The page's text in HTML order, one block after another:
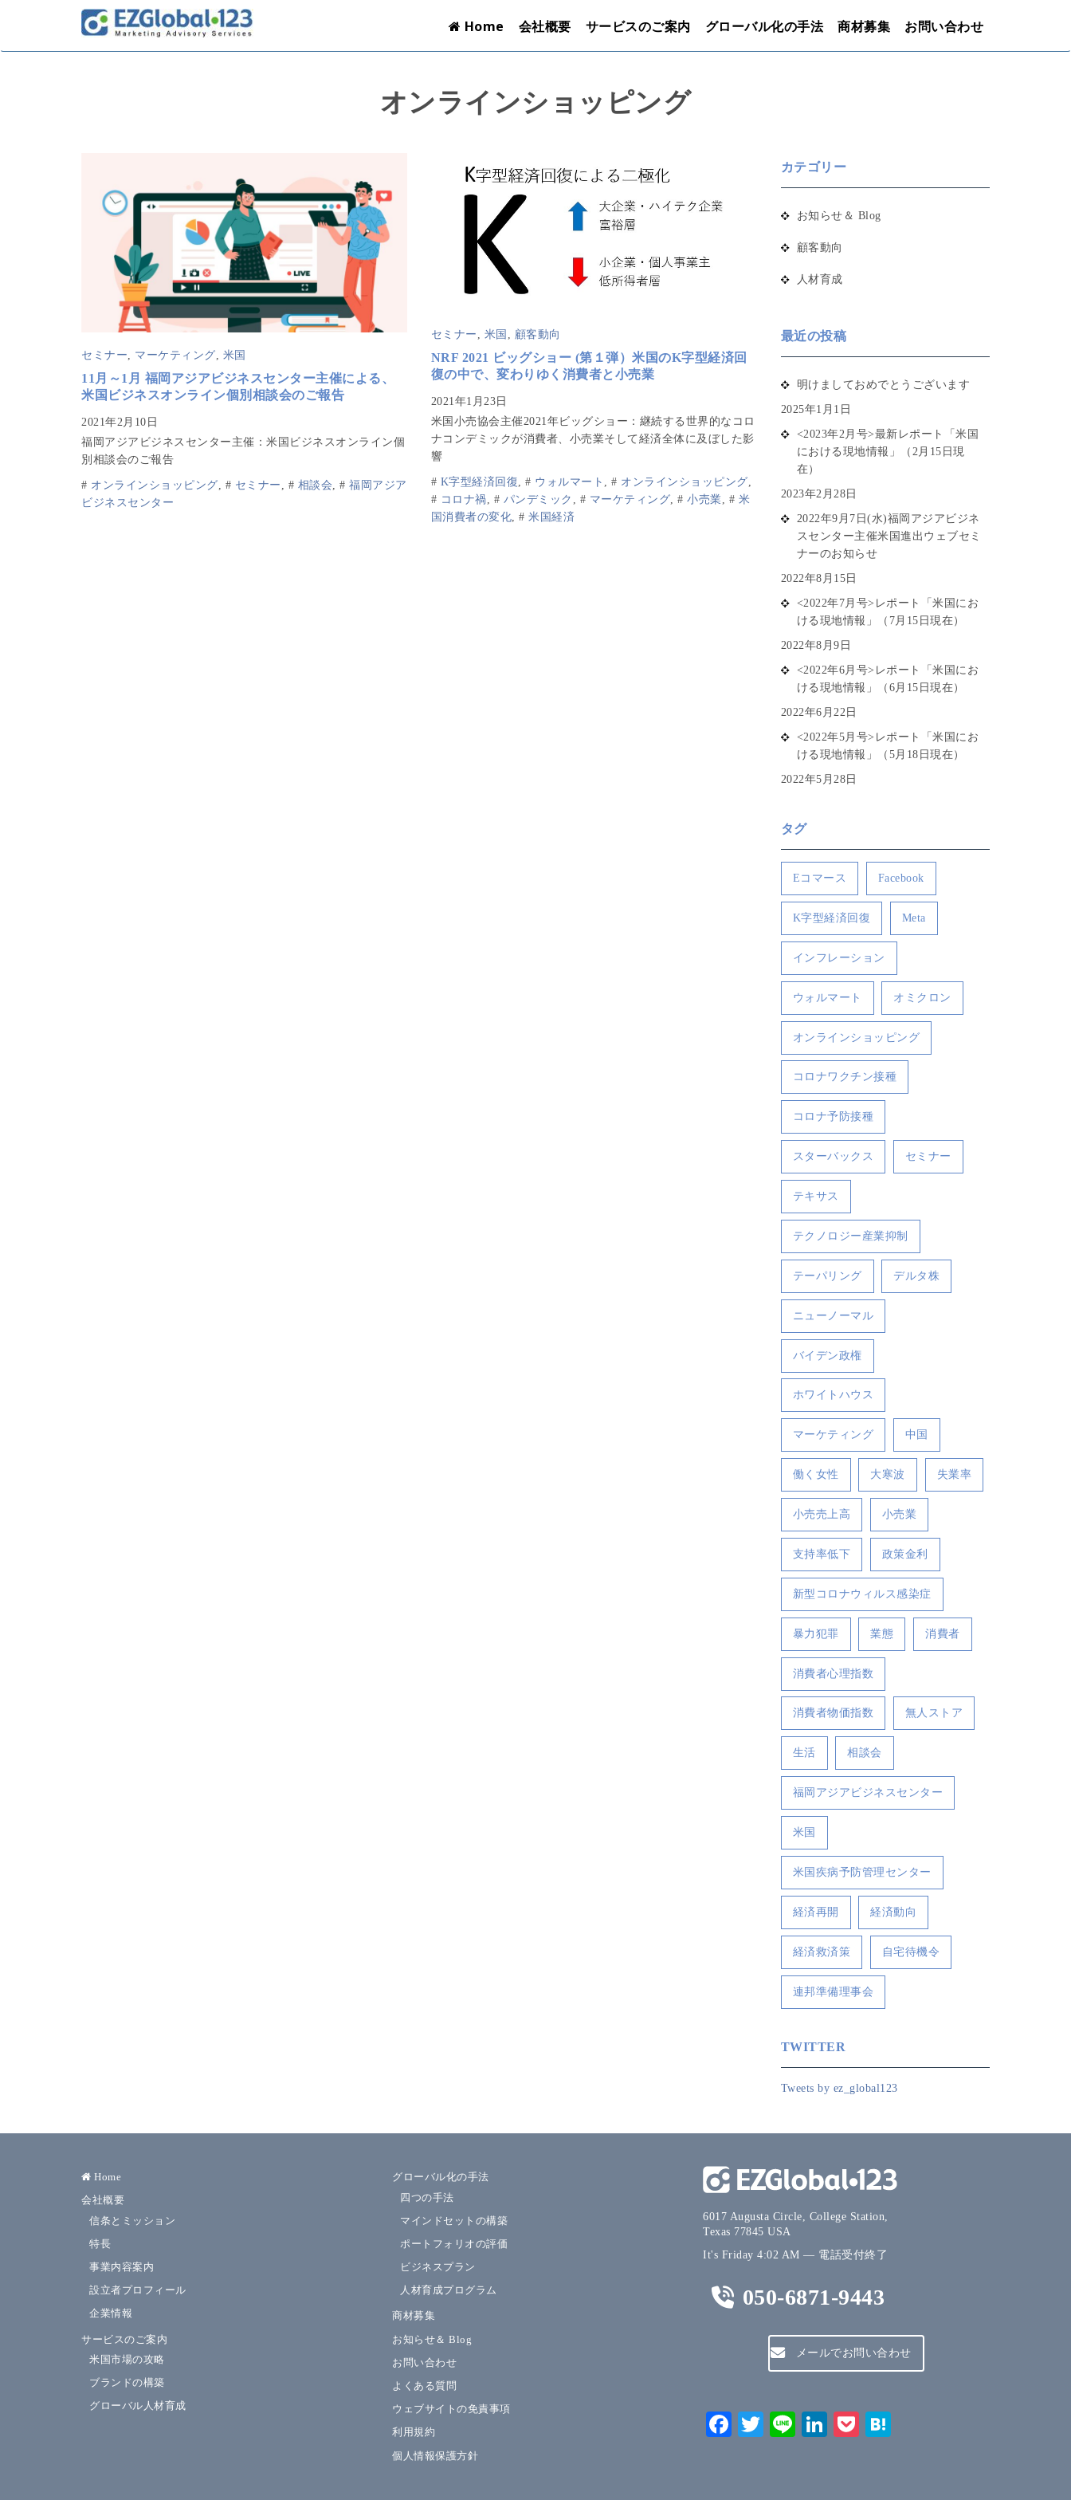
Home 会社概要 サービスのご案内 グローバル化の手法 商材募集 お問い合わせ
オンラインショッピング
セミナー, マーケティング, 米国
11月～1月 福岡アジアビジネスセンター主催による、
米国ビジネスオンライン個別相談会のご報告
福岡アジアビジネスセンター主催：米国ビジネスオンライン個
別相談会のご報告
# オンラインショッピング, # セミナー , # 相談会, # 福岡アジア
ビジネスセンター
セミナー 米国 顧客動向
NRF 2021 ビッグショー (第１弾）米国のK字型経済回
復の中で、変わりゆく消費者と小売業
米国小売協会主催2021年ビッグショー：継続する世界的なコロ
ナコンデミックが消費者、小売業そして経済全体に及ぼした影
響
# K字型経済回復 # ウォルマート # オンラインショッピング
# コロナ禍 # パンデミック # マーケティング #小売業 # 米
国消費者の変化 #米国経済
カテゴリー
お知らせ＆ Blog
顧客動向
人材育成
最近の投稿
明けましておめでとうございます
2025年1月1日
<2023年2月号>最新レポート「米国
における現地情報」（2月15日現
在）
2023年2月28日
2022年9月7日(水)福岡アジアビジネ
スセンター主催米国進出ウェブセミ
ナーのお知らせ
2022年8月15日
<2022年7月号>レポート「米国にお
ける現地情報」（7月15日現在）
2022年8月9日
<2022年6月号>レポート「米国にお
ける現地情報」（6月15日現在）
2022年6月22日
<2022年5月号>レポート「米国にお
ける現地情報」（5月18日現在）
2022年5月28日
タグ
Eコマース Facebook
K字型経済回復 Meta
インフレーション
ウォルマート オミクロン
オンラインショッピング
コロナワクチン接種
コロナ予防接種
スターバックス セミナー
テキサス
テクノロジー産業抑制
テーパリング デルタ株
ニューノーマル
バイデン政権
ホワイトハウス
マーケティング 中国
働く女性 大寒波 失業率
小売売上高 小売業
支持率低下 政策金利
新型コロナウィルス感染症
暴力犯罪 業態 消費者
消費者心理指数
消費者物価指数 無人ストア
生活 相談会
福岡アジアビジネスセンター
米国
米国疾病予防管理センター
経済再開 経済動向
経済救済策 自宅待機令
連邦準備理事会
TWITTER
Tweets by ez_global123
Home
会社概要
信条とミッション
特長
事業内容案内
設立者プロフィール
企業情報
サービスのご案内
米国市場の攻略
ブランドの構築
グローバル人材育成
グローバル化の手法
四つの手法
マインドセットの構築
ポートフォリオの評価
ビジネスプラン
人材育成プログラム
商材募集
お知らせ＆ Blog
お問い合わせ
よくある質問
ウェブサイトの免責事項
利用規約
個人情報保護方針
6017 Augusta Circle, College Station,
Texas 77845 USA
It's Friday 4:02 AM — 電話受付終了
050-6871-9443
メールでお問い合わせ
Facebook
Twitter
LineLinkedIn
Pocket